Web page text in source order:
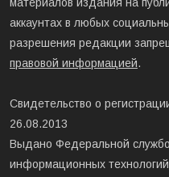
аккаунтах в любых
разрешения редакции
правовой информацией.
Свидетельство о
26.08.2013
Выдано Федеральной
информационных